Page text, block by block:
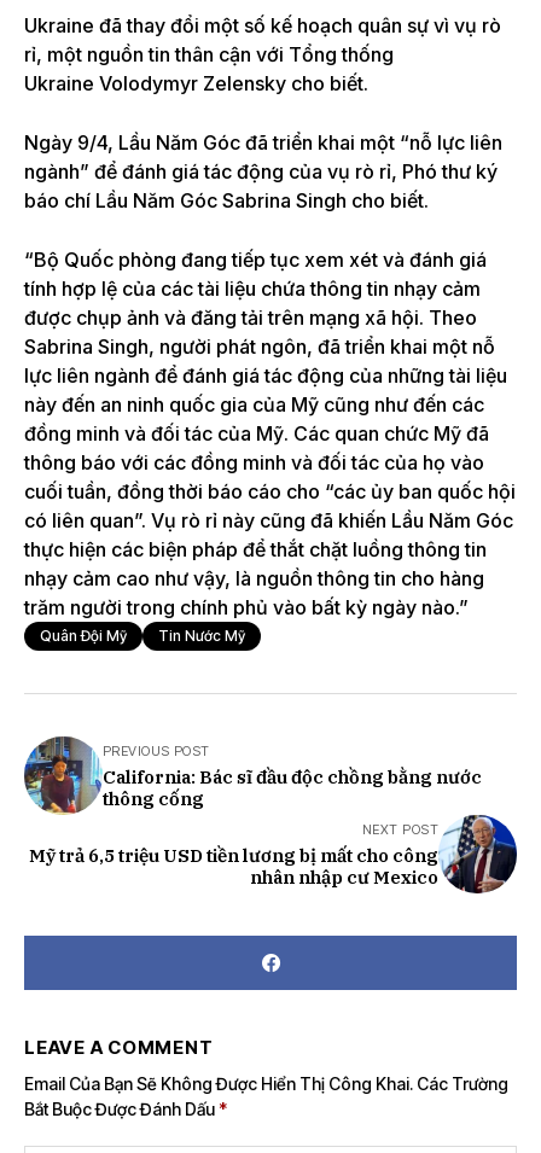
Ukraine đã thay đổi một số kế hoạch quân sự vì vụ rò
rỉ, một nguồn tin thân cận với Tổng thống
Ukraine Volodymyr Zelensky cho biết.
Ngày 9/4, Lầu Năm Góc đã triển khai một “nỗ lực liên
ngành” để đánh giá tác động của vụ rò rỉ, Phó thư ký
báo chí Lầu Năm Góc Sabrina Singh cho biết.
“Bộ Quốc phòng đang tiếp tục xem xét và đánh giá
tính hợp lệ của các tài liệu chứa thông tin nhạy cảm
được chụp ảnh và đăng tải trên mạng xã hội. Theo
Sabrina Singh, người phát ngôn, đã triển khai một nỗ
lực liên ngành để đánh giá tác động của những tài liệu
này đến an ninh quốc gia của Mỹ cũng như đến các
đồng minh và đối tác của Mỹ. Các quan chức Mỹ đã
thông báo với các đồng minh và đối tác của họ vào
cuối tuần, đồng thời báo cáo cho “các ủy ban quốc hội
có liên quan”. Vụ rò rỉ này cũng đã khiến Lầu Năm Góc
thực hiện các biện pháp để thắt chặt luồng thông tin
nhạy cảm cao như vậy, là nguồn thông tin cho hàng
trăm người trong chính phủ vào bất kỳ ngày nào.”
Quân Đội Mỹ Tin Nước Mỹ
PREVIOUS POST
California: Bác sĩ đầu độc chồng bằng nước
thông cống
NEXT POST
Mỹ trả 6,5 triệu USD tiền lương bị mất cho công
nhân nhập cư Mexico
LEAVE A COMMENT
Email Của Bạn Sẽ Không Được Hiển Thị Công Khai. Các Trường
Bắt Buộc Được Đánh Dấu *